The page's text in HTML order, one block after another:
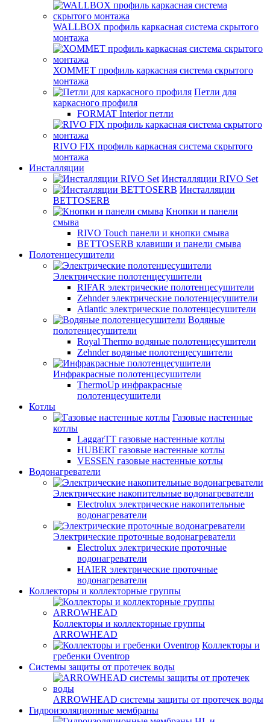
WALLBOX профиль каркасная система скрытого
монтажа
ХОММЕТ профиль каркасная система скрытого
монтажа
Петли для
каркасного профиля
FORMAT Interior петли
RIVO FIX профиль каркасная система скрытого
монтажа
Инсталляции
Инсталляции RIVO Set
Инсталляции
BETTOSERB
Кнопки и панели
смыва
RIVO Touch панели и кнопки смыва
BETTOSERB клавиши и панели смыва
Полотенцесушители
Электрические полотенцесушители
RIFAR электрические полотенцесушители
Zehnder электрические полотенцесушители
Atlantic электрические полотенцесушители
Водяные
полотенцесушители
Royal Thermo водяные полотенцесушители
Zehnder водяные полотенцесушители
Инфракрасные полотенцесушители
ThermoUp инфракрасные
полотенцесушители
Котлы
Газовые настенные
котлы
LaggarTT газовые настенные котлы
HUBERT газовые настенные котлы
VESSEN газовые настенные котлы
Водонагреватели
Электрические накопительные водонагреватели
Electrolux электрические накопительные
водонагреватели
Электрические проточные водонагреватели
Electrolux электрические проточные
водонагреватели
HAIER электрические проточные
водонагреватели
Коллекторы и коллекторные группы
Коллекторы и коллекторные группы
ARROWHEAD
Коллекторы и
гребенки Oventrop
Системы защиты от протечек воды
ARROWHEAD системы защиты от протечек воды
Гидроизоляционные мембраны